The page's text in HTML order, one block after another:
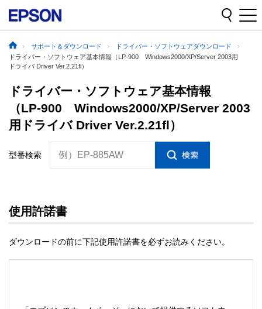
サポート＆ダウンロード
ドライバー・ソフトウェアダウンロード
ドライバー・ソフトウェア基本情報（LP-900 Windows2000/XP/Server 2003用
ドライバ Driver Ver.2.21fl）
ドライバー・ソフトウェア基本情報
（LP-900 Windows2000/XP/Server 2003
用ドライバ Driver Ver.2.21fl）
型番検索 例）EP-885AW
使用許諾書
ダウンロードの前に下記使用許諾書を必ずお読みください。